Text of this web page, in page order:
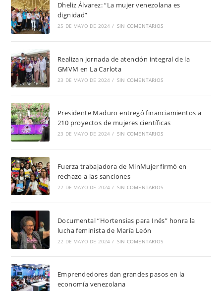
Dheliz Álvarez: “La mujer venezolana es
dignidad”
25 DE MAYO DE 2024 / SIN COMENTARIOS
Realizan jornada de atención integral de la
GMVM en La Carlota
23 DE MAYO DE 2024 / SIN COMENTARIOS
Presidente Maduro entregó financiamientos a
210 proyectos de mujeres científicas
23 DE MAYO DE 2024 / SIN COMENTARIOS
Fuerza trabajadora de MinMujer firmó en
rechazo a las sanciones
22 DE MAYO DE 2024 / SIN COMENTARIOS
Documental “Hortensias para Inés” honra la
lucha feminista de María León
22 DE MAYO DE 2024 / SIN COMENTARIOS
Emprendedores dan grandes pasos en la
economía venezolana